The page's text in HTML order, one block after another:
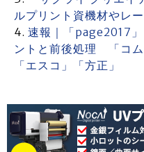
ルプリント資機材やレ
速報｜「page2017
ントと前後処理 「コム
「エスコ」「方正」